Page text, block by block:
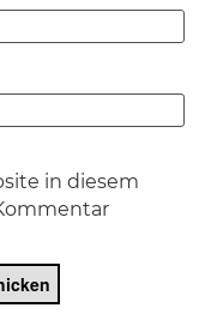
in diesem